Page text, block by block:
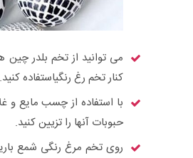
می توانید از تخم بلدر
کنار تخم رغ رنگیاستفاده کنید.
با استفاده از چسب مایع و
حبوبات آنها را تزیین کنید.
روی تخم مرغ رنگی شمع